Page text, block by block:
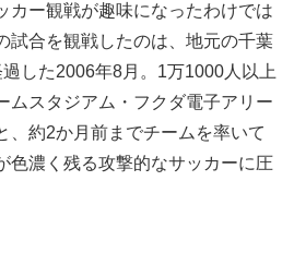
カー観戦が趣味になったわけでは
試合を観戦したのは、地元の千葉
した2006年8月。1万1000人以上
ムスタジアム・フクダ電子アリー
、約2か月前までチームを率いて
色濃く残る攻撃的なサッカーに圧